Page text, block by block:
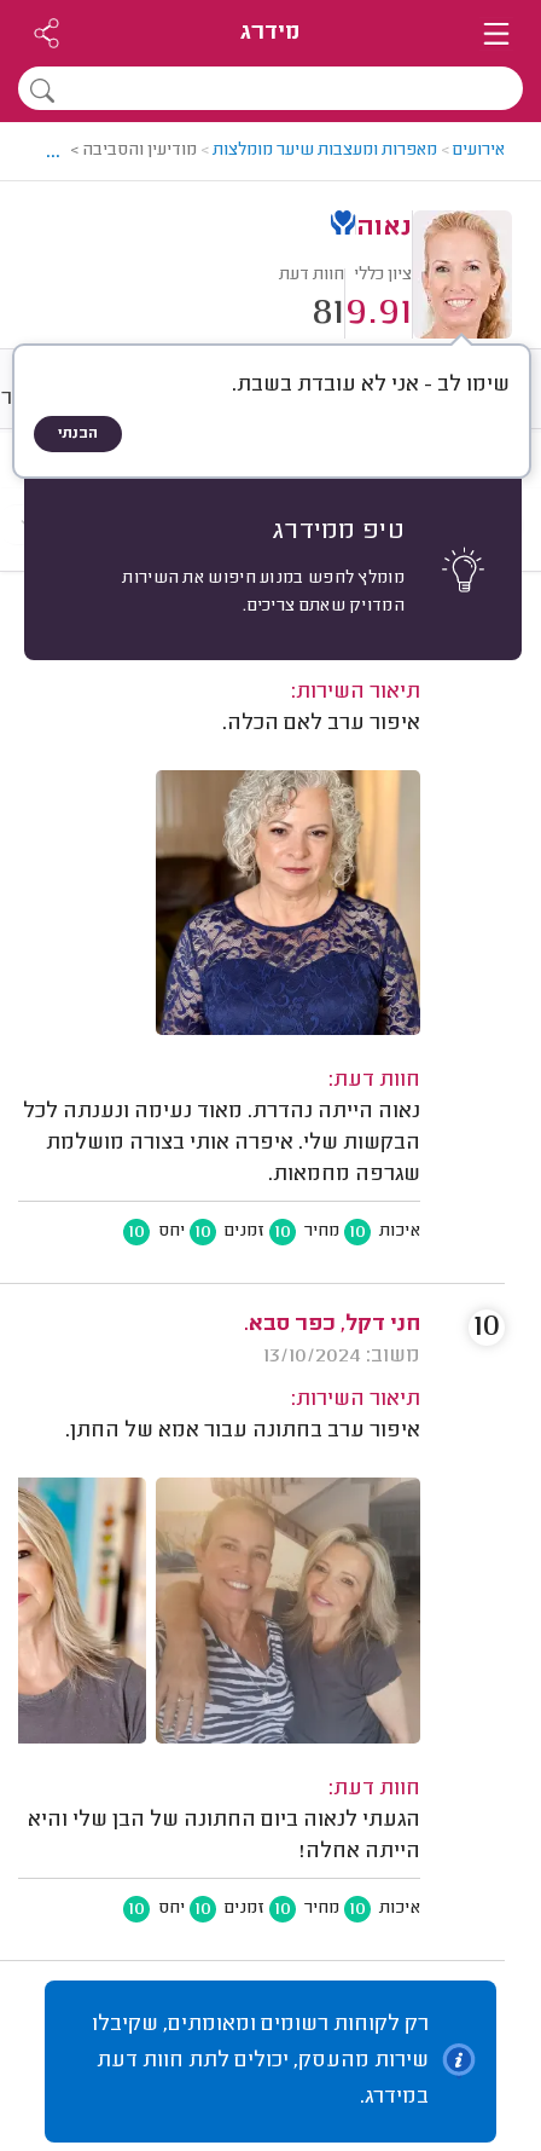
מידרג
אירועים> מאפרות ומעצבות שיער מומלצות> מודיעין והסביבה > מאפרת
...
נאוה
ציון כללי
9.91
חוות דעת
81
שימו לב - אני לא עובדת בשבת.
הבנתי
טיפ ממידרג
מומלץ לחפש במנוע חיפוש את השירות
המדויק שאתם צריכים.
חוות דעת מחירים
איפור לאירועים
סיגלית פין, נתניה.
תיאור השירות:
איפור ערב לאם הכלה.
חוות דעת:
נאוה הייתה נהדרת. מאוד נעימה ונענתה לכל
הבקשות שלי. איפרה אותי בצורה מושלמת
שגרפה מחמאות.
איכות 10 מחיר 10 זמנים 10 יחס 10
חני דקל, כפר סבא.
משוב: 13/10/2024
תיאור השירות:
איפור ערב בחתונה עבור אמא של החתן.
חוות דעת:
הגעתי לנאוה ביום החתונה של הבן שלי והיא
הייתה אחלה!
איכות 10 מחיר 10 זמנים 10 יחס 10
10
רק לקוחות רשומים ומאומתים, שקיבלו
שירות מהעסק, יכולים לתת חוות דעת
במידרג.